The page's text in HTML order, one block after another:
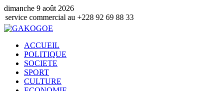
dimanche 9 août 2026
au +228 92 69 88 33
ACCUEIL
POLITIQUE
SOCIETE
SPORT
CULTURE